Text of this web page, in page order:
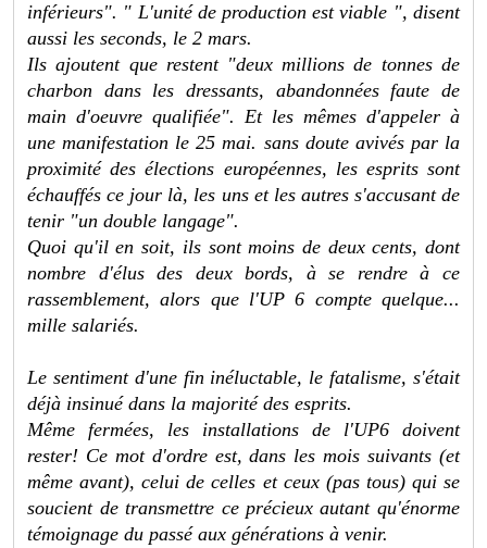
inférieurs". " L'unité de production est viable ", disent
aussi les seconds, le 2 mars.
Ils ajoutent que restent "deux millions de tonnes de
charbon dans les dressants, abandonnées faute de
main d'oeuvre qualifiée". Et les mêmes d'appeler à
une manifestation le 25 mai. sans doute avivés par la
proximité des élections européennes, les esprits sont
échauffés ce jour là, les uns et les autres s'accusant de
tenir "un double langage".
Quoi qu'il en soit, ils sont moins de deux cents, dont
nombre d'élus des deux bords, à se rendre à ce
rassemblement, alors que l'UP 6 compte quelque...
mille salariés.
Le sentiment d'une fin inéluctable, le fatalisme, s'était
déjà insinué dans la majorité des esprits.
Même fermées, les installations de l'UP6 doivent
rester! Ce mot d'ordre est, dans les mois suivants (et
même avant), celui de celles et ceux (pas tous) qui se
soucient de transmettre ce précieux autant qu'énorme
témoignage du passé aux générations à venir.